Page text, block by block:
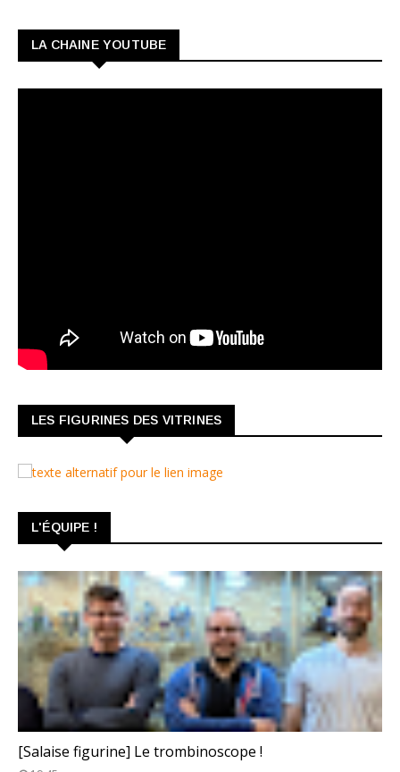
LA CHAINE YOUTUBE
LES FIGURINES DES VITRINES
L'ÉQUIPE !
[Salaise figurine] Le trombinoscope !